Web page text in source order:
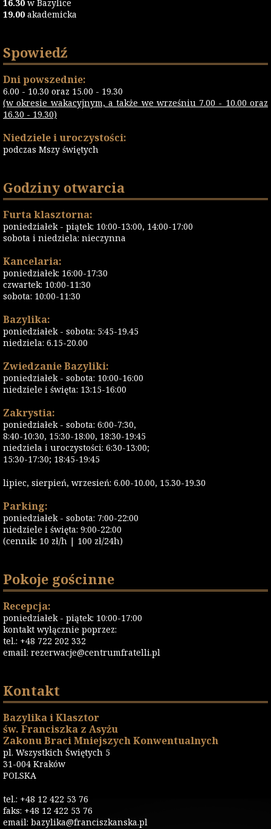
16.30 w Bazylice
19.00 akademicka
Spowiedź
Dni powszednie:
6.00 - 10.30 oraz 15.00 - 19.30
(w okresie wakacyjnym, a także we wrześniu 7.00 - 10.00 oraz
16.30 - 19.30)
Niedziele i uroczystości:
podczas Mszy świętych
Godziny otwarcia
Furta klasztorna:
poniedziałek - piątek: 10:00-13:00, 14:00-17:00
sobota i niedziela: nieczynna
Kancelaria:
poniedziałek: 16:00-17:30
czwartek: 10:00-11:30
sobota: 10:00-11:30
Bazylika:
poniedziałek - sobota: 5:45-19.45
niedziela: 6.15-20.00
Zwiedzanie Bazyliki:
poniedziałek - sobota: 10:00-16:00
niedziele i święta: 13:15-16:00
Zakrystia:
poniedziałek - sobota: 6:00-7:30,
8:40-10:30, 15:30-18:00, 18:30-19:45
niedziela i uroczystości: 6:30-13:00;
15:30-17:30; 18:45-19:45
lipiec, sierpień, wrzesień: 6.00-10.00, 15.30-19.30
Parking:
poniedziałek - sobota: 7:00-22:00
niedziele i święta: 9:00-22:00
(cennik: 10 zł/h | 100 zł/24h)
Pokoje gościnne
Recepcja:
poniedziałek - piątek: 10:00-17:00
kontakt wyłącznie poprzez:
tel.: +48 722 202 332
email: rezerwacje@centrumfratelli.pl
Kontakt
Bazylika i Klasztor
św. Franciszka z Asyżu
Zakonu Braci Mniejszych Konwentualnych
pl. Wszystkich Świętych 5
31-004 Kraków
POLSKA
tel.: +48 12 422 53 76
faks: +48 12 422 53 76
email: bazylika@franciszkanska.pl